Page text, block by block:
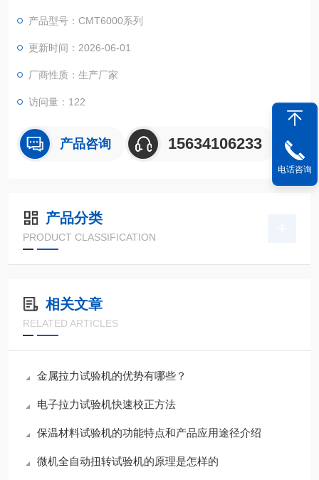
效完成防水卷材的拉伸、剥离、撕裂、热老化后拉伸等全项目力
学测试，数据采集精准、操作安全便捷，是防水建材生产企业、
产品型号：CMT6000系列
更新时间：2026-06-01
厂商性质：生产厂家
访问量：122
产品咨询 15634106233
产品分类
PRODUCT CLASSIFICATION
相关文章
RELATED ARTICLES
金属拉力试验机的优势有哪些？
电子拉力试验机快速校正方法
保温材料试验机的功能特点和产品应用途径介绍
微机全自动扭转试验机的原理是怎样的
电话咨询